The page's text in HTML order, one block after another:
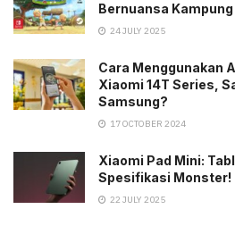
Bernuansa Kampung
24 JULY 2025
Cara Menggunakan
Xiaomi 14T Series,
Samsung?
17 OCTOBER 2024
Xiaomi Pad Mini:
Spesifikasi Monster!
22 JULY 2025